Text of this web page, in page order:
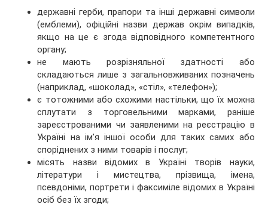
державні герби, прапори та інші державні символи
(емблеми), офіційні назви держав окрім випадків,
якщо на це є згода відповідного компетентного
органу;
не мають розрізняльної здатності або
складаються лише з загальновживаних позначень
(наприклад, «шоколад», «стіл», «телефон»);
є тотожними або схожими настільки, що їх можна
сплутати з торговельними марками, раніше
зареєстрованими чи заявленими на реєстрацію в
Україні на ім’я іншої особи для таких самих або
споріднених з ними товарів і послуг;
місять назви відомих в Україні творів науки,
літератури і мистецтва, прізвища, імена,
псевдоніми, портрети і факсиміле відомих в Україні
осіб без їх згоди;